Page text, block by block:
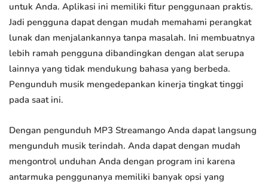
untuk Anda. Aplikasi ini memiliki fitur penggunaan praktis.
Jadi pengguna dapat dengan mudah memahami perangkat
lunak dan menjalankannya tanpa masalah. Ini membuatnya
lebih ramah pengguna dibandingkan dengan alat serupa
lainnya yang tidak mendukung bahasa yang berbeda.
Pengunduh musik mengedepankan kinerja tingkat tinggi
pada saat ini.
Dengan pengunduh MP3 Streamango Anda dapat langsung
mengunduh musik terindah. Anda dapat dengan mudah
mengontrol unduhan Anda dengan program ini karena
antarmuka penggunanya memiliki banyak opsi yang